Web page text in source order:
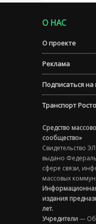
О НАС
О проекте
Реклама
Подписаться на
Транспорт
Средство
сообщество»
Свидетельство
выдано
сфере связи,
массовых
издания
лет.
Учредители—